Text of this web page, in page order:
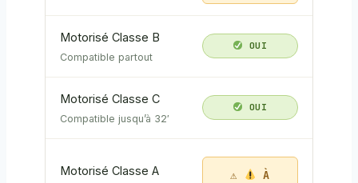
Motorisé Classe B
Compatible partout
OUI
Motorisé Classe C
Compatible jusqu’à 32′
OUI
Motorisé Classe A
À